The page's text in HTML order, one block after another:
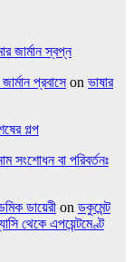
জার্মান স্বপ্ন
প্রবাসেon ভাষার
গল্প
বা পরিবর্তনঃ
ডায়েরী on ডকুমেন্ট
থেকে এপয়েন্টমেণ্ট